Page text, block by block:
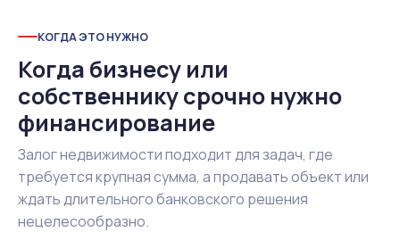
КОГДА ЭТО НУЖНО
Когда бизнесу или
собственнику срочно нужно
финансирование
Залог недвижимости подходит для задач, где
требуется крупная сумма, а продавать объект или
ждать длительного банковского решения
нецелесообразно.